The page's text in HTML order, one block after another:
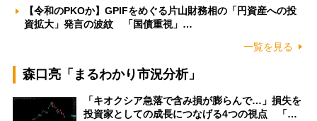
【令和のPKOか】GPIFをめぐる片山財務相の「円資産への投
資拡大」発言の波紋 「国債重視」…
一覧を見る
森口亮「まるわかり市況分析」
「キオクシア急落で含み損が膨らんで…」損失を
投資家としての成長につなげる4つの視点 「…